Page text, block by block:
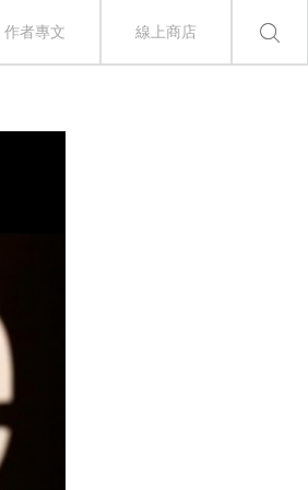
作者專文 線上商店